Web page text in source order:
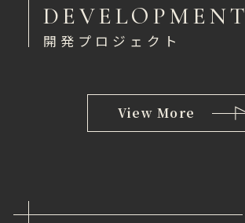
DEVELOPMENT
開発プロジェクト
View More